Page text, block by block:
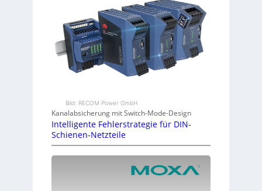
Bild: RECOM Power GmbH
Kanalabsicherung mit Switch-Mode-Design
Intelligente Fehlerstrategie für DIN-
Schienen-Netzteile